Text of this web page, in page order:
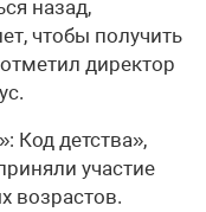
назад,
чтобы получить
директор
Код детства»,
участие
возрастов.